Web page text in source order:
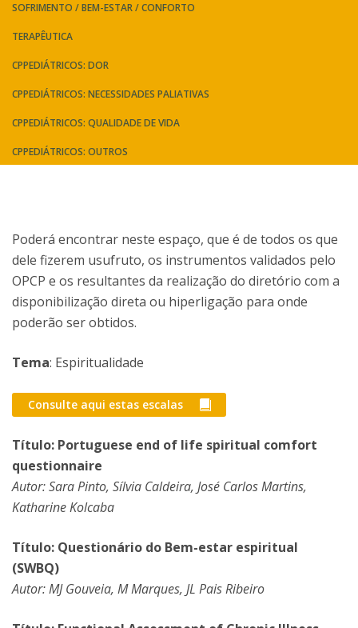
SOFRIMENTO / BEM-ESTAR / CONFORTO
TERAPÊUTICA
CPPEDIÁTRICOS: DOR
CPPEDIÁTRICOS: NECESSIDADES PALIATIVAS
CPPEDIÁTRICOS: QUALIDADE DE VIDA
CPPEDIÁTRICOS: OUTROS
Poderá encontrar neste espaço, que é de todos os que
dele fizerem usufruto, os instrumentos validados pelo
OPCP e os resultantes da realização do diretório com a
disponibilização direta ou hiperligação para onde
poderão ser obtidos.
Tema: Espiritualidade
Consulte aqui estas escalas
Título: Portuguese end of life spiritual comfort
questionnaire
Autor: Sara Pinto, Sílvia Caldeira, José Carlos Martins,
Katharine Kolcaba
Título: Questionário do Bem-estar espiritual
(SWBQ)
Autor: MJ Gouveia, M Marques, JL Pais Ribeiro